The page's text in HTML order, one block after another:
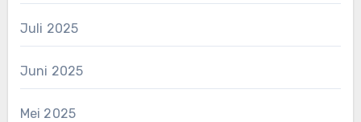
Juli 2025
Juni 2025
Mei 2025